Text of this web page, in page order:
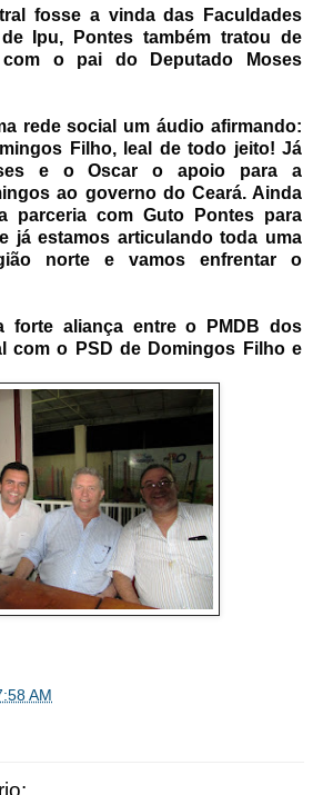
fosse a vinda das Faculdades
Ipu, Pontes também tratou de
o pai do Deputado Moses
rede social um áudio afirmando:
Filho, leal de todo jeito! Já
e o Oscar o apoio para a
ao governo do Ceará. Ainda
parceria com Guto Pontes para
já estamos articulando toda uma
norte e vamos enfrentar o
forte aliança entre o PMDB dos
com o PSD de Domingos Filho e
AM